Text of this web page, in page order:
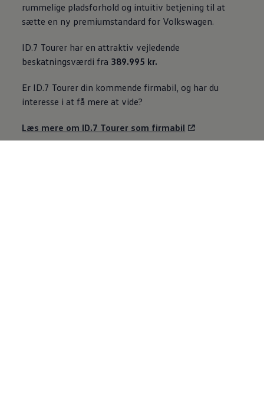
rummelige pladsforhold og intuitiv betjening til at
sætte en ny premiumstandard for Volkswagen.
ID.7 Tourer har en attraktiv vejledende
beskatningsværdi fra 389.995 kr.
Er ID.7 Tourer din kommende firmabil, og har du
interesse i at få mere at vide?
Læs mere om ID.7 Tourer som firmabil